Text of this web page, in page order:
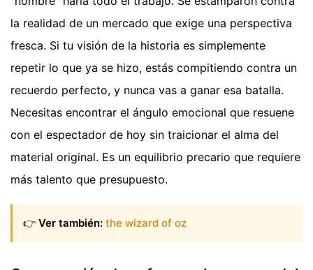
la realidad de un mercado que exige una perspectiva
fresca. Si tu visión de la historia es simplemente
repetir lo que ya se hizo, estás compitiendo contra un
recuerdo perfecto, y nunca vas a ganar esa batalla.
Necesitas encontrar el ángulo emocional que resuene
con el espectador de hoy sin traicionar el alma del
material original. Es un equilibrio precario que requiere
más talento que presupuesto.
👉 Ver también: the wizard of oz